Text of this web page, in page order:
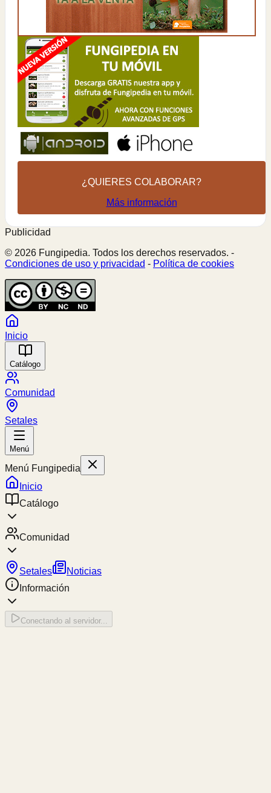
¿QUIERES COLABORAR?
Más información
Publicidad
© 2026 Fungipedia. Todos los derechos reservados. -
Condiciones de uso y privacidad - Política de cookies
Inicio
Catálogo
Comunidad
Setales
Menú
Menú Fungipedia
Inicio
Catálogo
Comunidad
Setales
Noticias
Información
Conectando al servidor...